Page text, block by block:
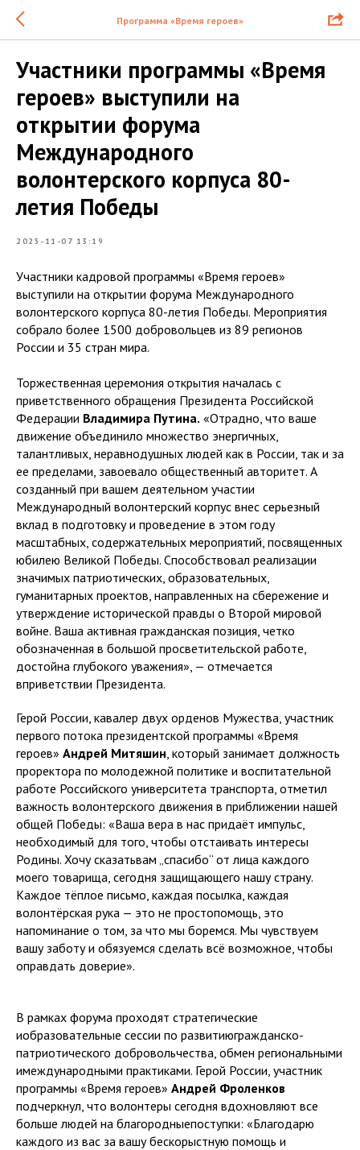
Программа «Время героев»
Участники программы «Время
героев» выступили на
открытии форума
Международного
волонтерского корпуса 80-
летия Победы
2025-11-07 13:19
Участники кадровой программы «Время героев»
выступили на открытии форума Международного
волонтерского корпуса 80-летия Победы. Мероприятия
собрало более 1500 добровольцев из 89 регионов
России и 35 стран мира.
Торжественная церемония открытия началась с
приветственного обращения Президента Российской
Федерации Владимира Путина. «Отрадно, что ваше
движение объединило множество энергичных,
талантливых, неравнодушных людей как в России, так и за
ее пределами, завоевало общественный авторитет. А
созданный при вашем деятельном участии
Международный волонтерский корпус внес серьезный
вклад в подготовку и проведение в этом году
масштабных, содержательных мероприятий, посвященных
юбилею Великой Победы. Способствовал реализации
значимых патриотических, образовательных,
гуманитарных проектов, направленных на сбережение и
утверждение исторической правды о Второй мировой
войне. Ваша активная гражданская позиция, четко
обозначенная в большой просветительской работе,
достойна глубокого уважения», — отмечается
вприветствии Президента.
Герой России, кавалер двух орденов Мужества, участник
первого потока президентской программы «Время
героев» Андрей Митяшин, который занимает должность
проректора по молодежной политике и воспитательной
работе Российского университета транспорта, отметил
важность волонтерского движения в приближении нашей
общей Победы: «Ваша вера в нас придаёт импульс,
необходимый для того, чтобы отстаивать интересы
Родины. Хочу сказатьвам „спасибо“ от лица каждого
моего товарища, сегодня защищающего нашу страну.
Каждое тёплое письмо, каждая посылка, каждая
волонтёрская рука — это не простопомощь, это
напоминание о том, за что мы боремся. Мы чувствуем
вашу заботу и обязуемся сделать всё возможное, чтобы
оправдать доверие».
В рамках форума проходят стратегические
иобразовательные сессии по развитиюгражданско-
патриотического добровольчества, обмен региональными
имеждународными практиками. Герой России, участник
программы «Время героев» Андрей Фроленков
подчеркнул, что волонтеры сегодня вдохновляют все
больше людей на благородныепоступки: «Благодарю
каждого из вас за вашу бескорыстную помощь и